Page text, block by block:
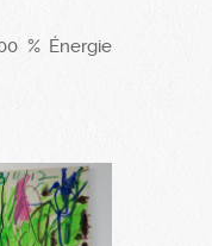
% Énergie